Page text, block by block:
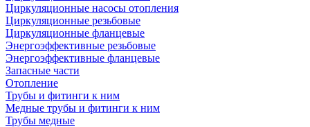
Циркуляционные насосы отопления
Циркуляционные резьбовые
Циркуляционные фланцевые
Энергоэффективные резьбовые
Энергоэффективные фланцевые
Запасные части
Отопление
Трубы и фитинги к ним
Медные трубы и фитинги к ним
Трубы медные